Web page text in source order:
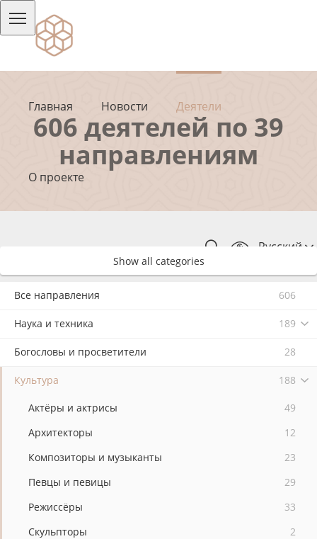
Главная Новости Деятели
О проекте
Русский
606 деятелей по 39
направлениям
Show all categories
Все направления 606
Наука и техника 189
Богословы и просветители 28
Культура 188
Актёры и актрисы
49
Архитекторы
12
Композиторы и музыканты
23
Певцы и певицы
29
Режиссёры
33
Скульпторы
2